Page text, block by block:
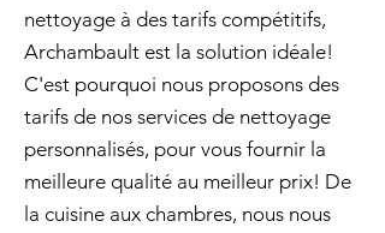
nettoyage à des tarifs compétitifs,
Archambault est la solution idéale!
C'est pourquoi nous proposons des
tarifs de nos services de nettoyage
personnalisés, pour vous fournir la
meilleure qualité au meilleur prix! De
la cuisine aux chambres, nous nous